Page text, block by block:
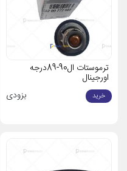
ترموستات ال90-89درجه
اورجینال
خرید بزودی